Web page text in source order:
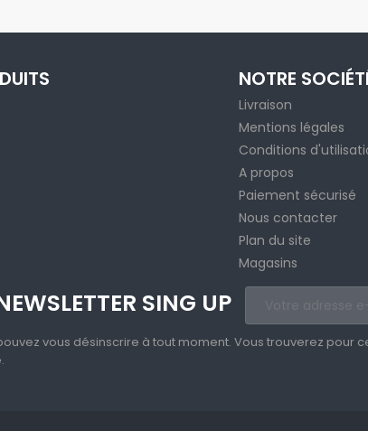
NOTRE
Livraison
Mentions légales
Conditions
A propos
Paiement sécurisé
Nous contacter
Plan du site
Magasins
SING UP
vous désinscrire à tout moment. Vous trouverez